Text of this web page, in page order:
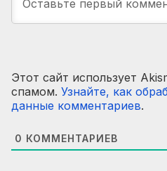
Этот сайт использует
спамом. Узнайте, как
данные комментариев.
0 КОММЕНТАРИЕВ